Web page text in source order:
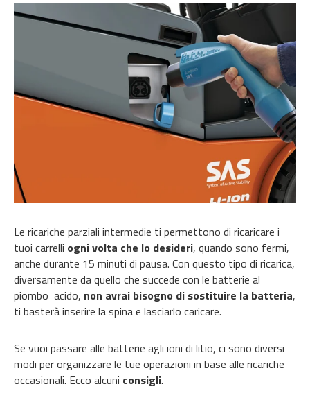
Le ricariche parziali intermedie ti permettono di ricaricare i
tuoi carrelli ogni volta che lo desideri, quando sono fermi,
anche durante 15 minuti di pausa. Con questo tipo di ricarica,
diversamente da quello che succede con le batterie al
piombo acido, non avrai bisogno di sostituire la batteria,
ti basterà inserire la spina e lasciarlo caricare.
Se vuoi passare alle batterie agli ioni di litio, ci sono diversi
modi per organizzare le tue operazioni in base alle ricariche
occasionali. Ecco alcuni consigli.